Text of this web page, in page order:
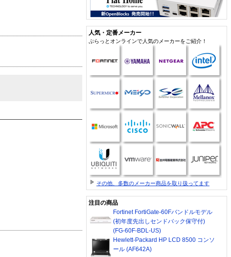
人気・定番メーカー
ぷらっとオンラインで人気のメーカーをご紹介！
その他、多数のメーカー商品を取り扱ってます
注目の商品
Fortinet FortiGate-60Fバンドルモデル
(初年度先出しセンドバック保守付)
(FG-60F-BDL-US)
Hewlett-Packard HP LCD 8500 コンソ
ール (AF642A)